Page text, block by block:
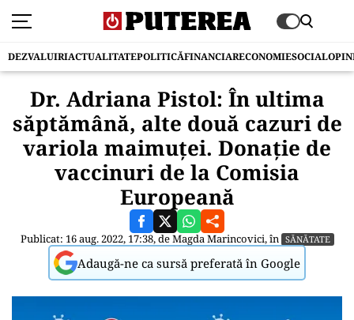
DEZVALUIRIACTUALITATEPOLITICĂFINANCIARECONOMIESOCIAL
Dr. Adriana Pistol: În ultima
săptămână, alte două cazuri de
variola maimuței. Donație de
vaccinuri de la Comisia
Europeană
Publicat: 16 aug. 2022, 17:38, deMagda Marincovici, în SĂNĂTATE
Adaugă-ne ca sursă preferată în Google